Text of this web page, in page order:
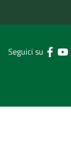
Seguici su